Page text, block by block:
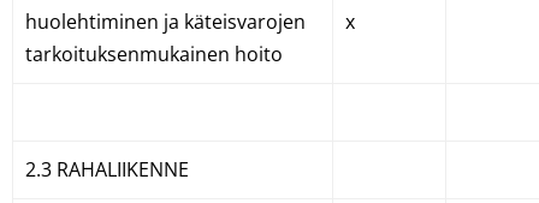
huolehtiminen ja käteisvarojen
tarkoituksenmukainen hoito
x
2.3 RAHALIIKENNE